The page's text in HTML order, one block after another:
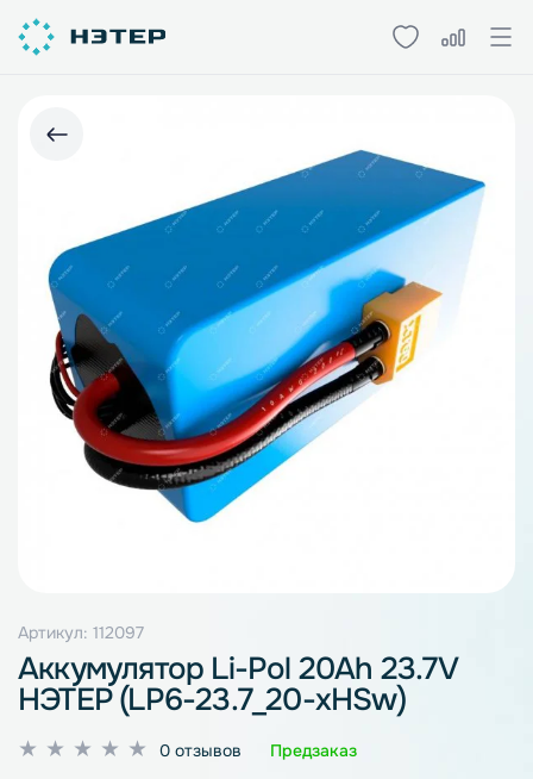
Артикул: 112097
Аккумулятор Li-Pol 20Ah 23.7V
НЭТЕР (LP6-23.7_20-xHSw)
Оценка
0 отзывов Предзаказ